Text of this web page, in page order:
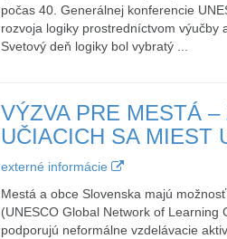
počas 40. Generálnej konferencie
rozvoja logiky prostredníctvom výučby
Svetový deň logiky bol vybratý ...
VÝZVA PRE MESTÁ
UČIACICH SA MIEST
externé informácie
Mestá a obce Slovenska majú
(UNESCO Global Network of
podporujú neformálne vzdelávacie